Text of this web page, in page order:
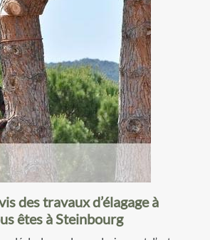
des travaux d’élagage à
êtes à Steinbourg